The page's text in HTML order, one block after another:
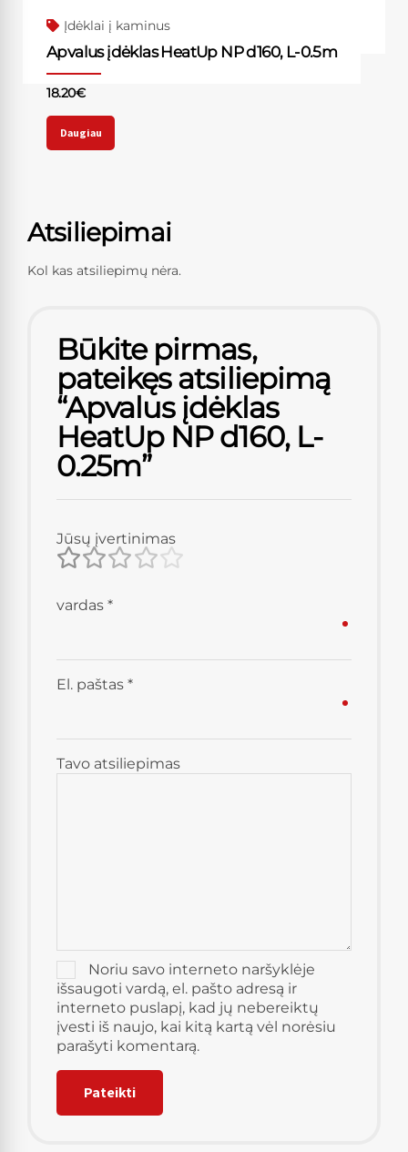
Įdėklai į kaminus
Apvalus įdėklas HeatUp NP d160, L-0.5m
18.20€
Daugiau
Atsiliepimai
Kol kas atsiliepimų nėra.
Būkite pirmas,
pateikęs atsiliepimą
“Apvalus įdėklas
HeatUp NP d160, L-
0.25m”
Jūsų įvertinimas
Tavo atsiliepimas
vardas *
El. paštas *
Noriu savo interneto naršyklėje
išsaugoti vardą, el. pašto adresą ir
interneto puslapį, kad jų nebereiktų
įvesti iš naujo, kai kitą kartą vėl norėsiu
parašyti komentarą.